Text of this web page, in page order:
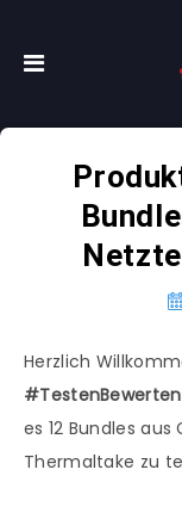
Herzlich
es 12 Bundles
Thermaltake zu